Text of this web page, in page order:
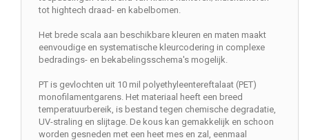
tot hightech draad- en kabelbomen.
Het brede scala aan beschikbare kleuren en maten maakt
eenvoudige en systematische kleurcodering in complexe
bedradings- en bekabelingsschema's mogelijk.
PT is gevlochten uit 10 mil polyethyleentereftalaat (PET)
monofilamentgarens. Het materiaal heeft een breed
temperatuurbereik, is bestand tegen chemische degradatie,
UV-straling en slijtage. De kous kan gemakkelijk en schoon
worden gesneden met een heet mes en zal, eenmaal